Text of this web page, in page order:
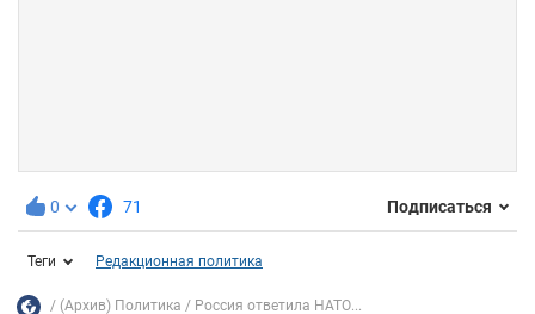
0 71 Подписаться
Теги Редакционная политика
(Архив) Политика Россия ответила НАТО...